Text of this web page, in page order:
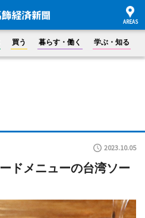
買う 暮らす・働く 学ぶ・知る
2023.10.05
ドメニューの台湾ソー